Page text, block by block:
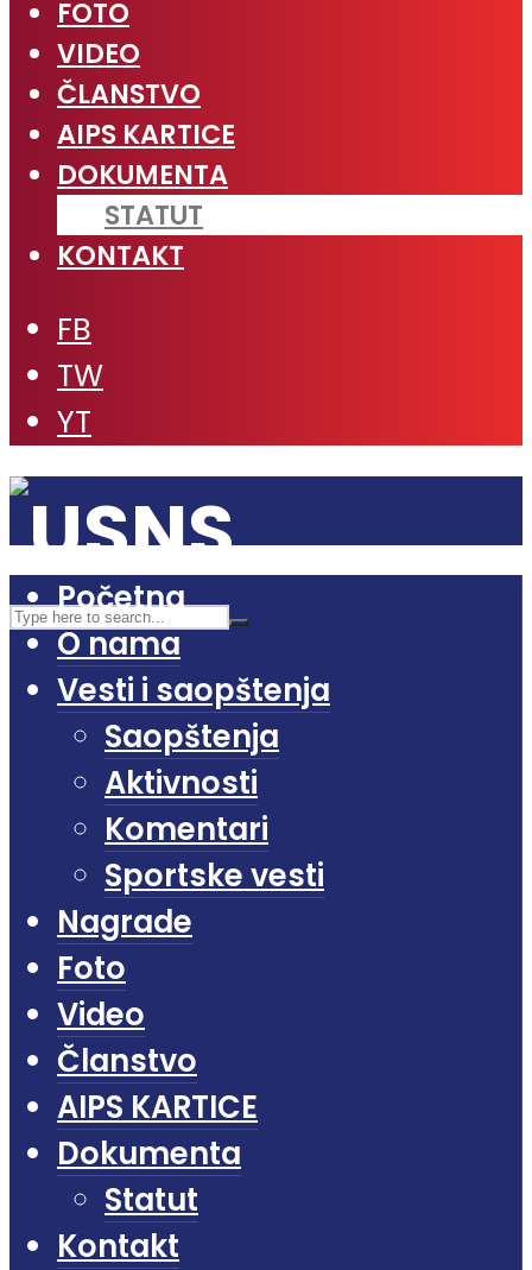
FOTO
VIDEO
ČLANSTVO
AIPS KARTICE
DOKUMENTA
STATUT
KONTAKT
FB
TW
YT
Početna
O nama
Vesti i saopštenja
Saopštenja
Aktivnosti
Komentari
Sportske vesti
Nagrade
Foto
Video
Članstvo
AIPS KARTICE
Dokumenta
Statut
Kontakt